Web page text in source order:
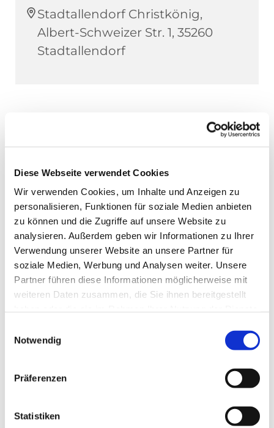
Diese Webseite verwendet Cookies
Wir verwenden Cookies, um Inhalte und Anzeigen zu
personalisieren, Funktionen für soziale Medien anbieten
zu können und die Zugriffe auf unsere Website zu
analysieren. Außerdem geben wir Informationen zu Ihrer
Verwendung unserer Website an unsere Partner für
soziale Medien, Werbung und Analysen weiter. Unsere
Partner führen diese Informationen möglicherweise mit
weiteren Daten zusammen, die Sie ihnen bereitgestellt
Notwendig
Präferenzen
Statistiken
Stadtallendorf Christkönig,
Albert-Schweizer Str. 1, 35260
Stadtallendorf